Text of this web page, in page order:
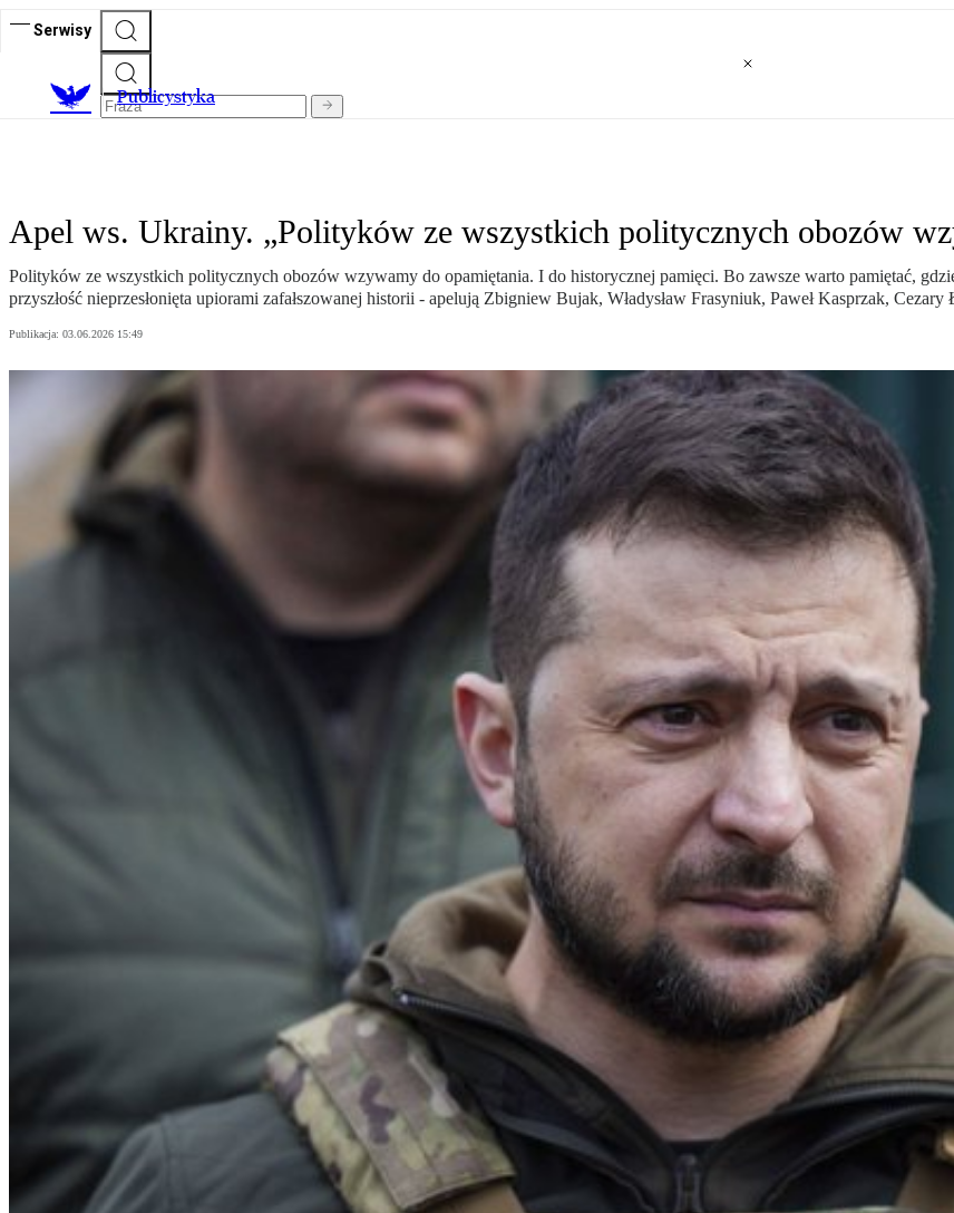
Serwisy
Publicystyka
Apel ws. Ukrainy. „Polityków ze wszystkich politycznych obozów
Polityków ze wszystkich politycznych obozów wzywamy do opamiętania. I do historycznej pamięci. Bo zawsze warto pamiętać,
przyszłość nieprzesłonięta upiorami zafałszowanej historii - apelują Zbigniew Bujak, Władysław Frasyniuk, Paweł Kasprzak,
Publikacja: 03.06.2026 15:49